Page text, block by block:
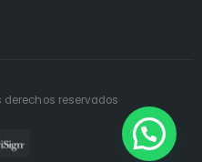
derechos reservados